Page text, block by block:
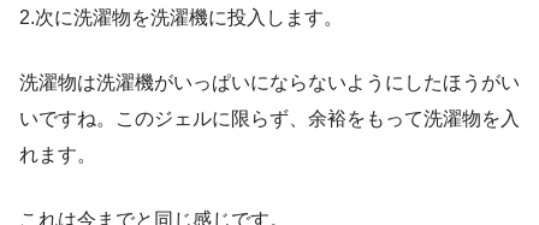
2.次に洗濯物を洗濯機に投入します。
洗濯物は洗濯機がいっぱいにならないようにしたほうがい
いですね。このジェルに限らず、余裕をもって洗濯物を入
れます。
これは今までと同じ感じです。